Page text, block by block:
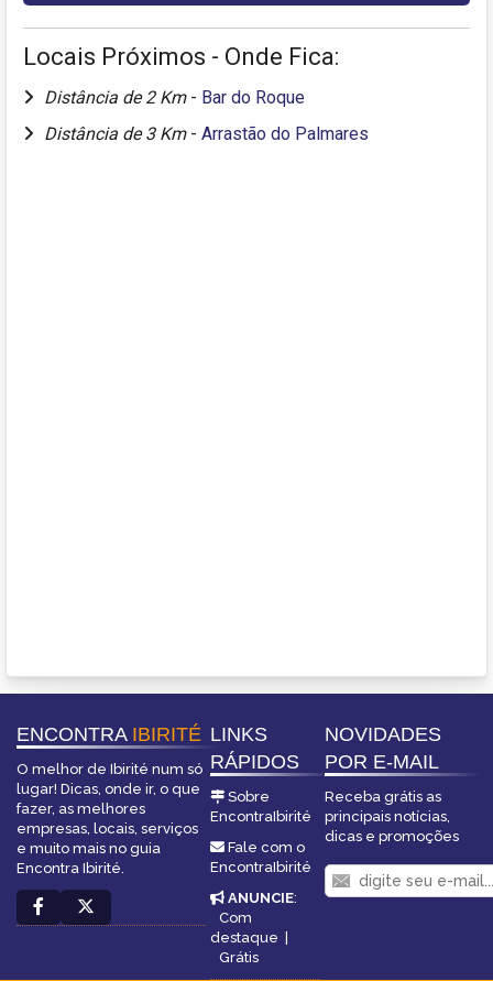
Locais Próximos - Onde Fica:
Distância de 2 Km - Bar do Roque
Distância de 3 Km - Arrastão do Palmares
ENCONTRA IBIRITÉ
O melhor de Ibirité num só
lugar! Dicas, onde ir, o que
fazer, as melhores
empresas, locais, serviços
e muito mais no guia
Encontra Ibirité.
LINKS
RÁPIDOS
Sobre
EncontraIbirité
Fale com o
EncontraIbirité
ANUNCIE:
Com
destaque |
Grátis
NOVIDADES
POR E-MAIL
Receba grátis as
principais notícias,
dicas e promoções